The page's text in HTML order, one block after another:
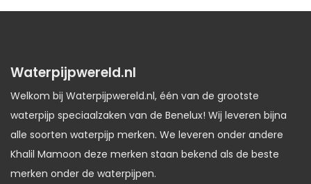
Waterpijpwereld.nl
Welkom bij Waterpijpwereld.nl, één van de grootste
waterpijp speciaalzaken van de Benelux! Wij leveren bijna
alle soorten waterpijp merken. We leveren onder andere
Khalil Mamoon deze merken staan bekend als de beste
merken onder de waterpijpen.